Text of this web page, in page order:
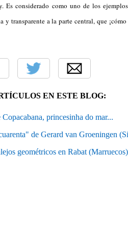
considerado como uno de los
transparente a la parte central, que
EN ESTE BLOG:
princesinha do mar...
de Gerard van Groeningen
geométricos en Rabat